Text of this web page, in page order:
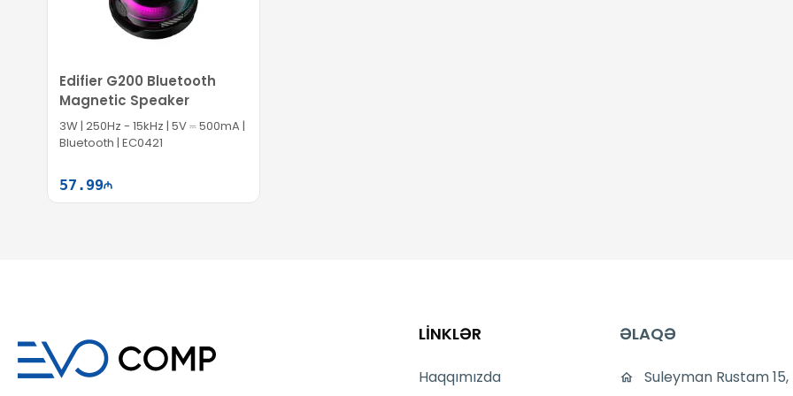
Edifier G200 Bluetooth
Magnetic Speaker
3W | 250Hz - 15kHz | 5V ⎓ 500mA |
Bluetooth | EC0421
57.99
LİNKLƏR
Haqqımızda
ƏLAQƏ
Suleyman Rustam 15,